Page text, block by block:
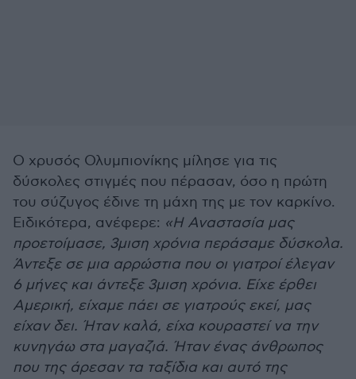
Ο χρυσός Ολυμπιονίκης μίλησε για τις
δύσκολες στιγμές που πέρασαν, όσο η πρώτη
του σύζυγος έδινε τη μάχη της με τον καρκίνο.
Ειδικότερα, ανέφερε: «Η Αναστασία μας
προετοίμασε, 3μιση χρόνια περάσαμε δύσκολα.
Άντεξε σε μια αρρώστια που οι γιατροί έλεγαν
6 μήνες και άντεξε 3μιση χρόνια. Είχε έρθει
Αμερική, είχαμε πάει σε γιατρούς εκεί, μας
είχαν δει. Ήταν καλά, είχα κουραστεί να την
κυνηγάω στα μαγαζιά. Ήταν ένας άνθρωπος
που της άρεσαν τα ταξίδια και αυτό της